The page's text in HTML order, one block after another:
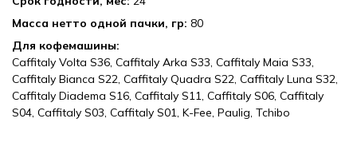
Масса нетто одной пачки, гр: 80
Для кофемашины:
Caffitaly Volta S36, Caffitaly Arka S33, Caffitaly Maia S33,
Caffitaly Bianca S22, Caffitaly Quadra S22, Caffitaly Luna S32,
Caffitaly Diadema S16, Caffitaly S11, Caffitaly S06, Caffitaly
S04, Caffitaly S03, Caffitaly S01, K-Fee, Paulig, Tchibo